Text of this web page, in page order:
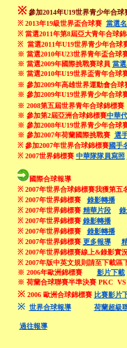
※ 參加2014年U19世界青少年合球
※2013年19級世界盃合球賽 當選
※當選2011年第8屆亞大青年合球
※ 當選2011年U19世界青少年合球
※ 當選2010年U23世界青年盃合球
※ 當選2009年國際挑戰賽球員 當
※ 當選2010年U19世界盃青年合球
※ 參加2009年高雄世界運動會合球
※ 參加2009年U19世界青少年合球
※ 2008第五屆世界青年合球錦標賽
※ 參加第2屆亞洲合球錦標賽中華
※ 參加2008年U19世界青少年合球
※ 參加2007年荷蘭國際挑戰賽 選
※ 參加2007年世界合球錦標賽國手
※ 2007世界錦標賽 中華隊隊員寫照
國際合球報導
※ 2007年世界合球錦標賽我獲第五
※ 2007年世界錦標賽 錄影轉播
※ 2007年世界錦標賽 精華片段
※ 2007年世界錦標賽 錄影轉播
※ 2007年世界錦標賽 錄影轉播
※ 2007年世界錦標賽 更多報導
※ 2007年世界錦標賽線上&錄影實
※ 2007年版中英文規則請至下載區
※ 2006年歐洲錦標賽 影片下載
※ 荷蘭合球聯賽半準決賽 PKC
※ 2006 歐洲合球錦標賽 比賽影片
※ 世界合球報導 荷蘭超級
過往報導